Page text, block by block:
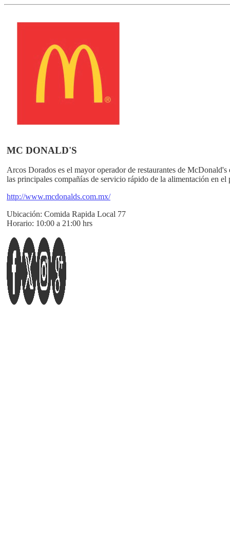
MC DONALD'S
Arcos Dorados es el mayor operador de restaurantes de
las principales compañías de servicio rápido de la alimentación en el
http://www.mcdonalds.com.mx/
Ubicación: Comida Rapida Local 77
Horario: 10:00 a 21:00 hrs